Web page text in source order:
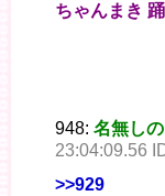
ちゃんまき
948: 名無し
23:04:09.56
>>929